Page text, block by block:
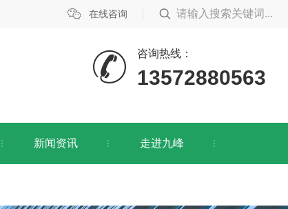
在线咨询
咨询热线：
13572880563
新闻资讯 走进九峰